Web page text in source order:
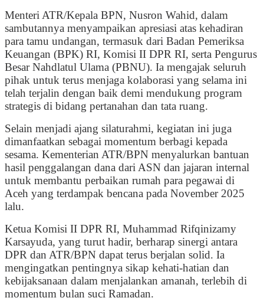
Menteri ATR/Kepala BPN, Nusron Wahid, dalam
sambutannya menyampaikan apresiasi atas kehadiran
para tamu undangan, termasuk dari Badan Pemeriksa
Keuangan (BPK) RI, Komisi II DPR RI, serta Pengurus
Besar Nahdlatul Ulama (PBNU). Ia mengajak seluruh
pihak untuk terus menjaga kolaborasi yang selama ini
telah terjalin dengan baik demi mendukung program
strategis di bidang pertanahan dan tata ruang.
Selain menjadi ajang silaturahmi, kegiatan ini juga
dimanfaatkan sebagai momentum berbagi kepada
sesama. Kementerian ATR/BPN menyalurkan bantuan
hasil penggalangan dana dari ASN dan jajaran internal
untuk membantu perbaikan rumah para pegawai di
Aceh yang terdampak bencana pada November 2025
lalu.
Ketua Komisi II DPR RI, Muhammad Rifqinizamy
Karsayuda, yang turut hadir, berharap sinergi antara
DPR dan ATR/BPN dapat terus berjalan solid. Ia
mengingatkan pentingnya sikap kehati-hatian dan
kebijaksanaan dalam menjalankan amanah, terlebih di
momentum bulan suci Ramadan.